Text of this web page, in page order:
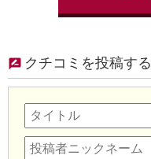
クチコミを投稿する